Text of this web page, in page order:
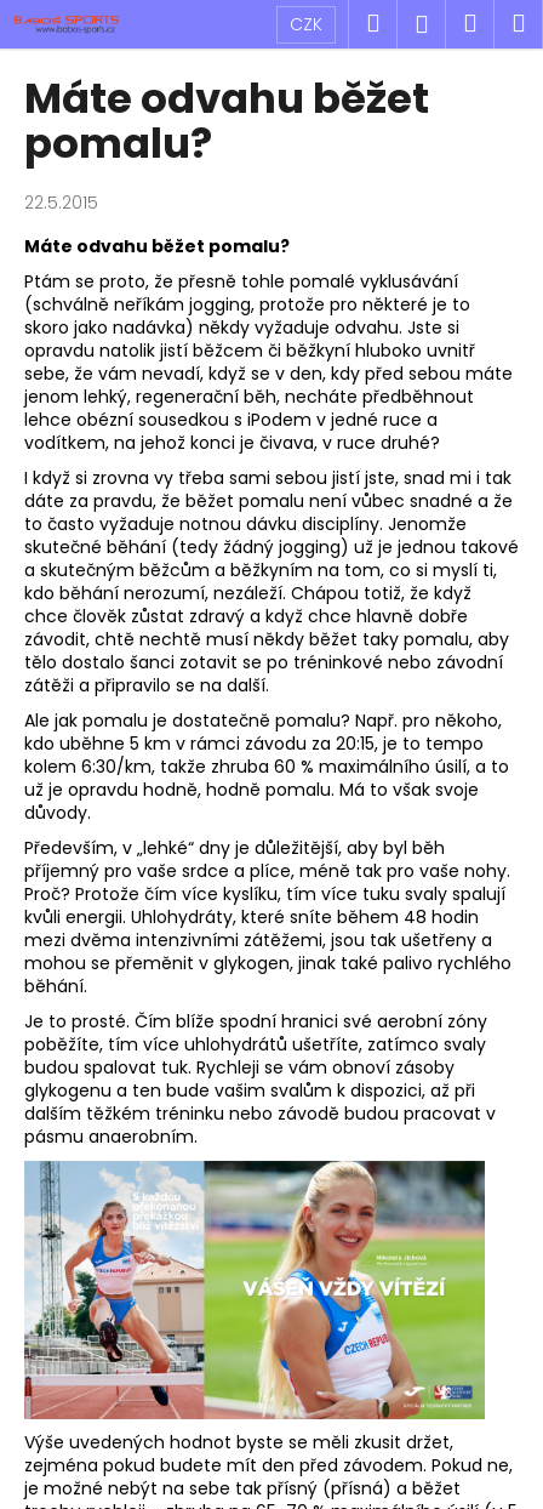
Přejít
obsah
CZK Hledat
Máte odvahu běžet
pomalu?
22.5.2015
Máte odvahu běžet pomalu?
Ptám se proto, že přesně tohle pomalé vyklusávání
(schválně neříkám jogging, protože pro některé je to
skoro jako nadávka) někdy vyžaduje odvahu. Jste si
opravdu natolik jistí běžcem či běžkyní hluboko uvnitř
sebe, že vám nevadí, když se v den, kdy před sebou máte
jenom lehký, regenerační běh, necháte předběhnout
lehce obézní sousedkou s iPodem v jedné ruce a
vodítkem, na jehož konci je čivava, v ruce druhé?
I když si zrovna vy třeba sami sebou jistí jste, snad mi i tak
dáte za pravdu, že běžet pomalu není vůbec snadné a že
to často vyžaduje notnou dávku disciplíny. Jenomže
skutečné běhání (tedy žádný jogging) už je jednou takové
a skutečným běžcům a běžkyním na tom, co si myslí ti,
kdo běhání nerozumí, nezáleží. Chápou totiž, že když
chce člověk zůstat zdravý a když chce hlavně dobře
závodit, chtě nechtě musí někdy běžet taky pomalu, aby
tělo dostalo šanci zotavit se po tréninkové nebo závodní
zátěži a připravilo se na další.
Ale jak pomalu je dostatečně pomalu? Např. pro někoho,
kdo uběhne 5 km v rámci závodu za 20:15, je to tempo
kolem 6:30/km, takže zhruba 60 % maximálního úsilí, a to
už je opravdu hodně, hodně pomalu. Má to však svoje
důvody.
Především, v „lehké“ dny je důležitější, aby byl běh
příjemný pro vaše srdce a plíce, méně tak pro vaše nohy.
Proč? Protože čím více kyslíku, tím více tuku svaly spalují
kvůli energii. Uhlohydráty, které sníte během 48 hodin
mezi dvěma intenzivními zátěžemi, jsou tak ušetřeny a
mohou se přeměnit v glykogen, jinak také palivo rychlého
běhání.
Je to prosté. Čím blíže spodní hranici své aerobní zóny
poběžíte, tím více uhlohydrátů ušetříte, zatímco svaly
budou spalovat tuk. Rychleji se vám obnoví zásoby
glykogenu a ten bude vašim svalům k dispozici, až při
dalším těžkém tréninku nebo závodě budou pracovat v
pásmu anaerobním.
Výše uvedených hodnot byste se měli zkusit držet,
zejména pokud budete mít den před závodem. Pokud ne,
je možné nebýt na sebe tak přísný (přísná) a běžet
K
o
C
o
p
t
ř
e
b
u
j
e
t
e
n
a
j
í
t
?
D
o
p
o
r
u
č
u
j
e
m
e
BĚŽECKÉ
PONOŽKY
HILLY
CUSHION
SOCKLET
345
Kč
Původně:
384
Kč